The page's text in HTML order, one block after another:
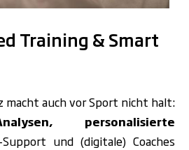
Training & Smart
macht auch vor Sport nicht halt:
personalisierte
Support und (digitale) Coaches